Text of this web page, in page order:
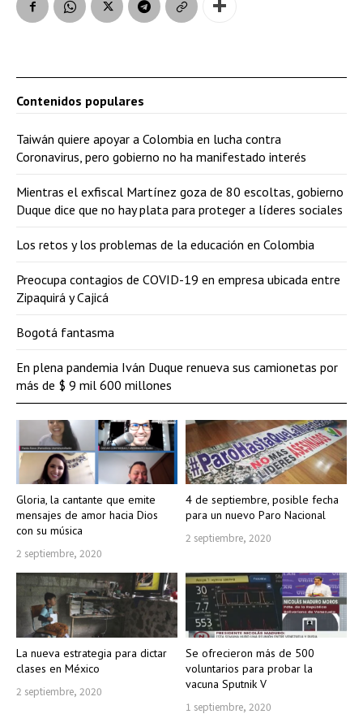
Gloria, la cantante que emite
mensajes de amor hacia Dios
con su música
2 septiembre, 2020
4 de septiembre, posible fecha
para un nuevo Paro Nacional
2 septiembre, 2020
La nueva estrategia para dictar
clases en México
2 septiembre, 2020
Se ofrecieron más de 500
voluntarios para probar la
vacuna Sputnik V
1 septiembre, 2020
Contenidos populares
Taiwán quiere apoyar a Colombia en lucha contra
Coronavirus, pero gobierno no ha manifestado interés
Mientras el exfiscal Martínez goza de 80 escoltas, gobierno
Duque dice que no hay plata para proteger a líderes sociales
Los retos y los problemas de la educación en Colombia
Preocupa contagios de COVID-19 en empresa ubicada entre
Zipaquirá y Cajicá
Bogotá fantasma
En plena pandemia Iván Duque renueva sus camionetas por
más de $ 9 mil 600 millones